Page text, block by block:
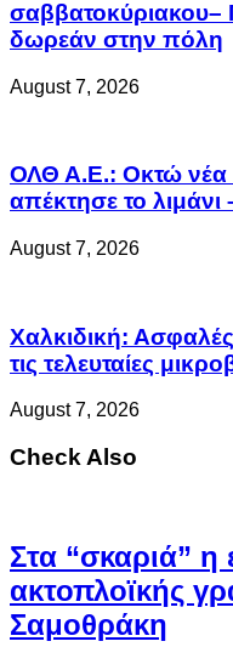
σαββατοκύριακου–
δωρεάν στην πόλη
August 7, 2026
ΟΛΘ Α.Ε.: Οκτώ νέα
απέκτησε το
August 7, 2026
Χαλκιδική:
τις τελευταίες
August 7, 2026
Check Also
Στα “σκαριά” η
ακτοπλοϊκής
Σαμοθράκη